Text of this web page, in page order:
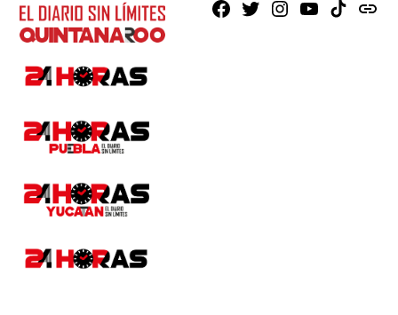
Facebook
X Instagram
YoutubeTikTokissuu